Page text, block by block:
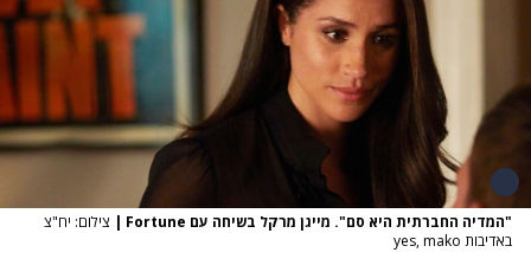
"המדיה החברתית היא סם". מייגן מרקל בשיחה עם Fortune | צילום: יח"צ
באדיבות yes, mako